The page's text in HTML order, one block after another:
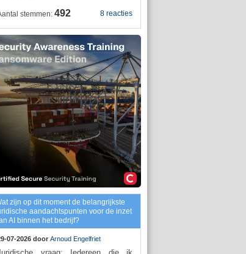
8 reacties
stemmen: 492
zijn op dit moment de belangrijkste
aandachtspunten voor de inzet
AI binnen het bedrijf?
07-2026 door Arnoud Engelfriet